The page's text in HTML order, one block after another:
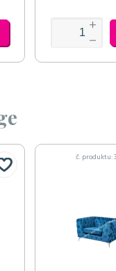
č. produktu: